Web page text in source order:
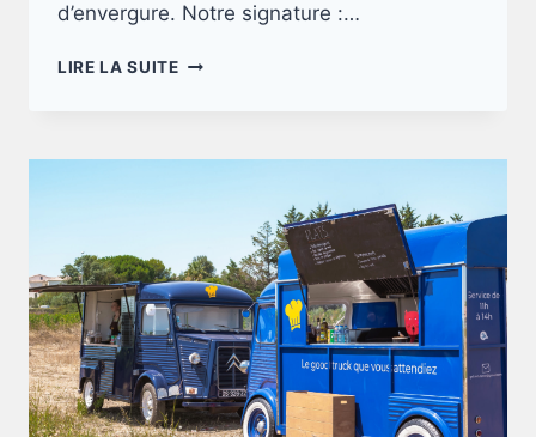
d’envergure. Notre signature :…
LIRE LA SUITEUN
POUR
ÉVÉNEMENTS